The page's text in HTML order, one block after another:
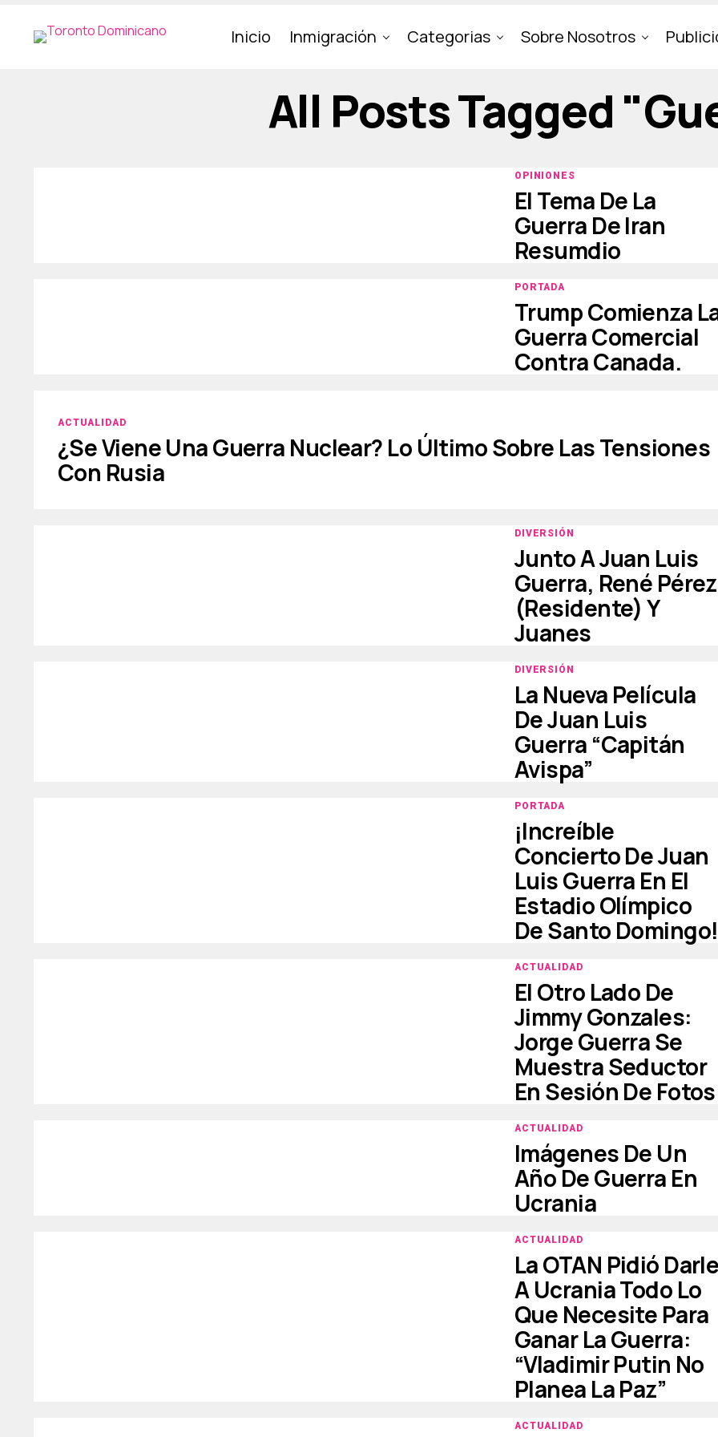
Inicio Inmigración Categorias Sobre Nosotros
All Posts Tagged
OPINIONES
El Tema De La
Guerra De Iran
Resumdio
PORTADA
Trump Comienza
Guerra Comercial
Contra Canada.
ACTUALIDAD
¿Se Viene Una Guerra Nuclear? Lo Último Sobre Las Tensiones
Con Rusia
DIVERSIÓN
Junto A Juan Luis
Guerra, René Pérez
(Residente) Y
Juanes
DIVERSIÓN
La Nueva Película
De Juan Luis
Guerra “Capitán
Avispa”
PORTADA
¡Increíble
Concierto De Juan
Luis Guerra En El
Estadio Olímpico
De Santo Domingo!
ACTUALIDAD
El Otro Lado De
Jimmy Gonzales:
Jorge Guerra Se
Muestra Seductor
En Sesión De Fotos
ACTUALIDAD
Imágenes De Un
Año De Guerra En
Ucrania
ACTUALIDAD
La OTAN Pidió
A Ucrania Todo Lo
Que Necesite Para
Ganar La Guerra:
“Vladimir Putin No
Planea La Paz”
ACTUALIDAD